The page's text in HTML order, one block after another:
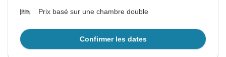
Prix basé sur une chambre double
Confirmer les dates